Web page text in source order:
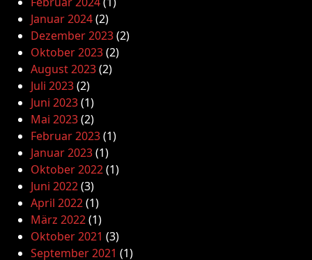
Januar 2024(2)
Dezember 2023(2)
Oktober 2023(2)
August 2023(2)
Juli 2023(2)
Juni 2023(1)
Mai 2023(2)
Februar 2023(1)
Januar 2023(1)
Oktober 2022(1)
Juni 2022(3)
April 2022(1)
März 2022(1)
Oktober 2021 (3)
September 2021 (1)